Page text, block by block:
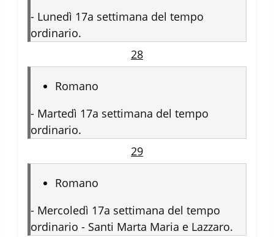
- Lunedì 17a settimana del tempo
ordinario.
28
Romano
- Martedì 17a settimana del tempo
ordinario.
29
Romano
- Mercoledì 17a settimana del tempo
ordinario - Santi Marta Maria e Lazzaro.